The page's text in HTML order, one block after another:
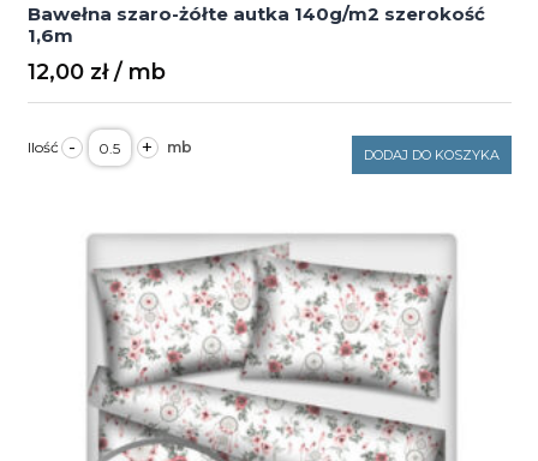
Bawełna szaro-żółte autka 140g/m2 szerokość
1,6m
12,00 zł
- ilość
Bawełna
szaro-
140g/m2
szerokość
1,6m
+ DODAJ DO KOSZYKA